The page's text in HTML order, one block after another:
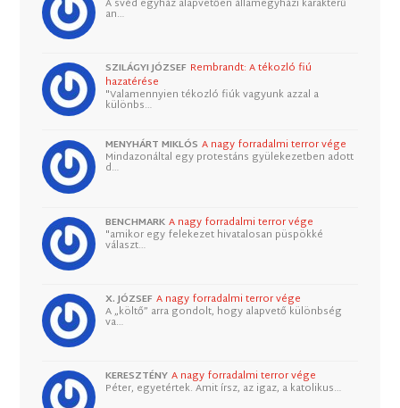
an…
SZILÁGYI JÓZSEF Rembrandt: A tékozló fiú
hazatérése
"Valamennyien tékozló fiúk vagyunk azzal a
különbs…
MENYHÁRT MIKLÓS A nagy forradalmi terror vége
Mindazonáltal egy protestáns gyülekezetben adott
d…
BENCHMARK A nagy forradalmi terror vége
"amikor egy felekezet hivatalosan püspökké
választ…
X. JÓZSEF A nagy forradalmi terror vége
A „költő” arra gondolt, hogy alapvető különbség
va…
KERESZTÉNY A nagy forradalmi terror vége
Péter, egyetértek. Amit írsz, az igaz, a katolikus…